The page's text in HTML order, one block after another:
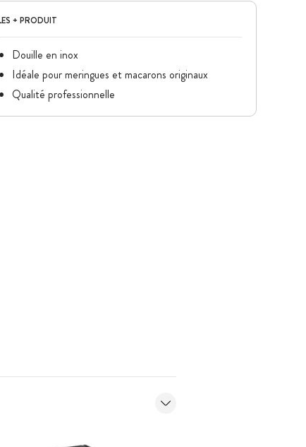
+ PRODUIT
Douille en inox
Idéale pour meringues et macarons originaux
Qualité professionnelle